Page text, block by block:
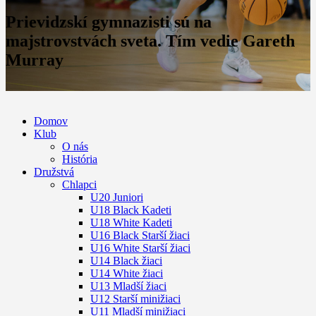
Prievidzskí gymnazisti sú na
majstrovstvách sveta. Tím vedie Gareth
Murray
Domov
Klub
O nás
História
Družstvá
Chlapci
U20 Juniori
U18 Black Kadeti
U18 White Kadeti
U16 Black Starší žiaci
U16 White Starší žiaci
U14 Black žiaci
U14 White žiaci
U13 Mladší žiaci
U12 Starší minižiaci
U11 Mladší minižiaci